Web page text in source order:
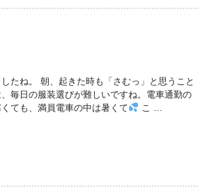
たね。 朝、起きた時も「さむっ」と思うこと
毎日の服装選びが難しいですね。電車通勤の
ても、満員電車の中は暑くて
こ …